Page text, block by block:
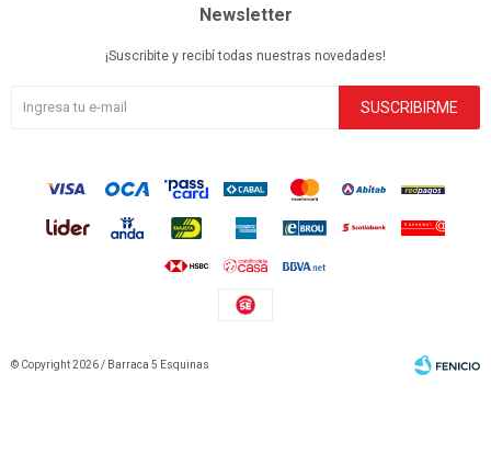
Newsletter
¡Suscribite y recibí todas nuestras novedades!
SUSCRIBIRME
© Copyright 2026 / Barraca 5 Esquinas